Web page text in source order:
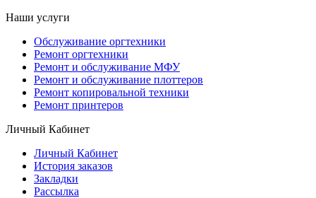
Наши услуги
Обслуживание оргтехники
Ремонт оргтехники
Ремонт и обслуживание МФУ
Ремонт и обслуживание плоттеров
Ремонт копировальной техники
Ремонт принтеров
Личный Кабинет
Личный Кабинет
История заказов
Закладки
Рассылка